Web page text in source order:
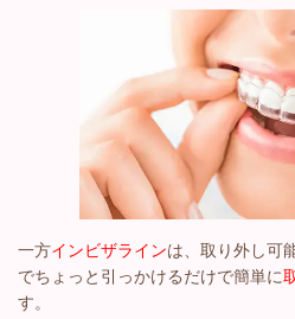
一方インビザラインは、取り外し可
でちょっと引っかけるだけで簡単に
す。